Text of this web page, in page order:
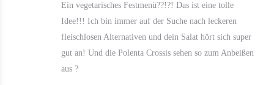
Ein vegetarisches Festmenü??!?! Das ist eine tolle
Idee!!! Ich bin immer auf der Suche nach leckeren
fleischlosen Alternativen und dein Salat hört sich super
gut an! Und die Polenta Crossis sehen so zum Anbeißen
aus ?